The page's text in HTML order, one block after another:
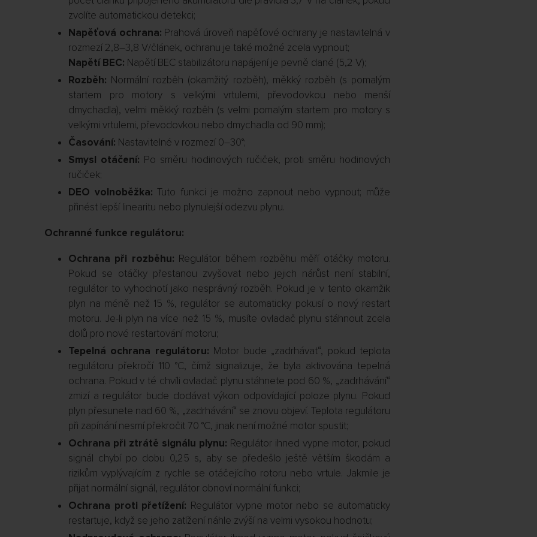
zvolíte automatickou detekci;
Napěťová ochrana: Prahová úroveň napěťové ochrany je nastavitelná v
rozmezí 2,8–3,8 V/článek, ochranu je také možné zcela vypnout;
Napětí BEC: Napětí BEC stabilizátoru napájení je pevně dané (5,2 V);
Rozběh: Normální rozběh (okamžitý rozběh), měkký rozběh (s pomalým
startem pro motory s velkými vrtulemi, převodovkou nebo menší
dmychadla), velmi měkký rozběh (s velmi pomalým startem pro motory s
velkými vrtulemi, převodovkou nebo dmychadla od 90 mm);
Časování: Nastavitelné v rozmezí 0–30°;
Smysl otáčení: Po směru hodinových ručiček, proti směru hodinových
ručiček;
DEO volnoběžka: Tuto funkci je možno zapnout nebo vypnout; může
přinést lepší linearitu nebo plynulejší odezvu plynu.
Ochranné funkce regulátoru:
Ochrana při rozběhu: Regulátor během rozběhu měří otáčky motoru.
Pokud se otáčky přestanou zvyšovat nebo jejich nárůst není stabilní,
regulátor to vyhodnotí jako nesprávný rozběh. Pokud je v tento okamžik
plyn na méně než 15 %, regulátor se automaticky pokusí o nový restart
motoru. Je-li plyn na více než 15 %, musíte ovladač plynu stáhnout zcela
dolů pro nové restartování motoru;
Tepelná ochrana regulátoru: Motor bude „zadrhávat“, pokud teplota
regulátoru překročí 110 °C, čímž signalizuje, že byla aktivována tepelná
ochrana. Pokud v té chvíli ovladač plynu stáhnete pod 60 %, „zadrhávání“
zmizí a regulátor bude dodávat výkon odpovídající poloze plynu. Pokud
plyn přesunete nad 60 %, „zadrhávání“ se znovu objeví. Teplota regulátoru
při zapínání nesmí překročit 70 °C, jinak není možné motor spustit;
Ochrana při ztrátě signálu plynu: Regulátor ihned vypne motor, pokud
signál chybí po dobu 0,25 s, aby se předešlo ještě větším škodám a
rizikům vyplývajícím z rychle se otáčejícího rotoru nebo vrtule. Jakmile je
přijat normální signál, regulátor obnoví normální funkci;
Ochrana proti přetížení: Regulátor vypne motor nebo se automaticky
restartuje, když se jeho zatížení náhle zvýší na velmi vysokou hodnotu;